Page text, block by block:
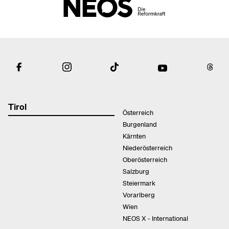
Tirol
Österreich
Burgenland
Kärnten
Niederösterreich
Oberösterreich
Salzburg
Steiermark
Vorarlberg
Wien
NEOS X - International